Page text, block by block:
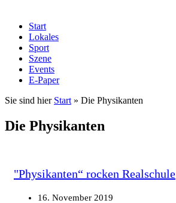
Start
Lokales
Sport
Szene
Events
E-Paper
Sie sind hier Start » Die Physikanten
Die Physikanten
"Physikanten“ rocken Realschule
16. November 2019